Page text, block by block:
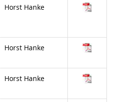
Horst Hanke
Horst Hanke
Horst Hanke